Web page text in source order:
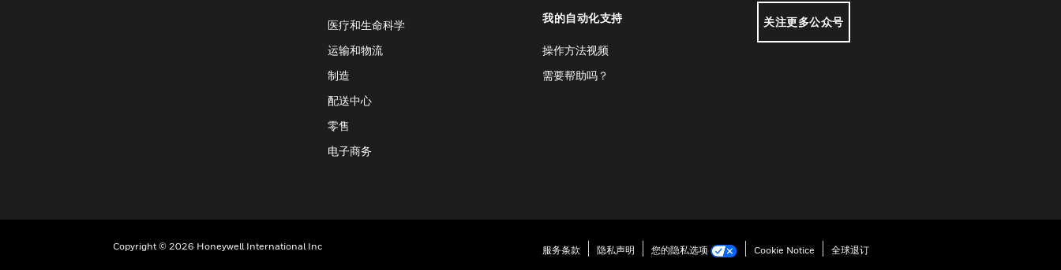
医疗和生命科学
运输和物流
制造
配送中心
零售
电子商务
我的自动化支持
操作方法视频
需要帮助吗？
关注更多公众号
Copyright © 2026 Honeywell International Inc 服务条款 隐私声明 您的隐私选项 Cookie Notice 全球退订